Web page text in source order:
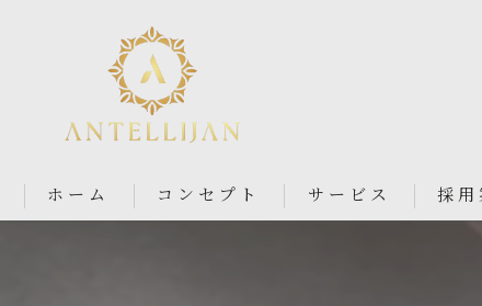
ホーム コンセプト サービス 採用